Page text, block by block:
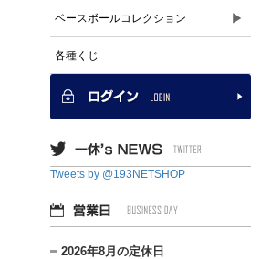
ベースボールコレクション ▶
各種くじ
Tweets by @193NETSHOP
2026年8月の定休日